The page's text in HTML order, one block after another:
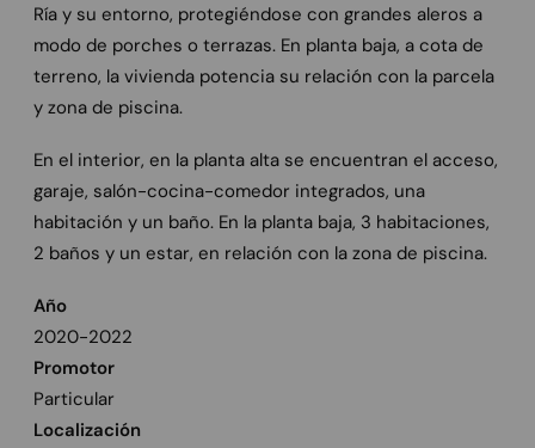
Ría y su entorno, protegiéndose con grandes aleros a
modo de porches o terrazas. En planta baja, a cota de
terreno, la vivienda potencia su relación con la parcela
y zona de piscina.
En el interior, en la planta alta se encuentran el acceso,
garaje, salón-cocina-comedor integrados, una
habitación y un baño. En la planta baja, 3 habitaciones,
2 baños y un estar, en relación con la zona de piscina.
Año
2020-2022
Promotor
Particular
Localización